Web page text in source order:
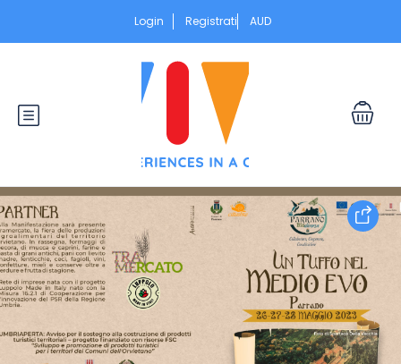
Login Registrati AUD